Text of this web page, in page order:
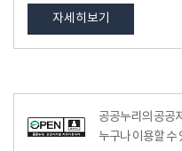
자세히보기
공공누리공공저작물자유이용허
공공누리의 공공
누구나 이용할 수